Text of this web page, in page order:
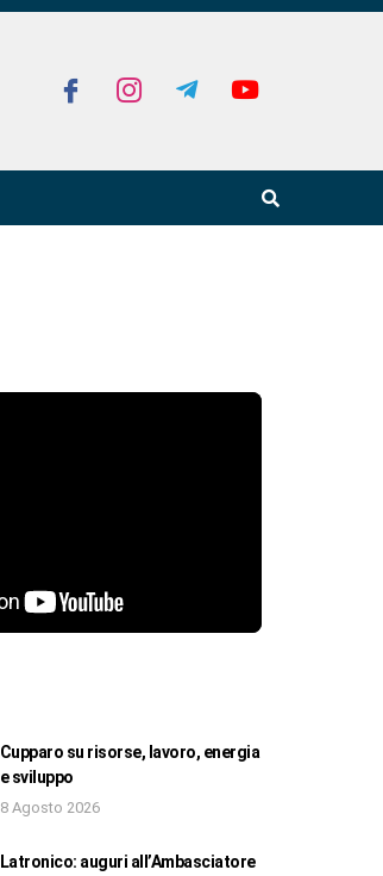
Cupparo su risorse, lavoro, energia
e sviluppo
8 Agosto 2026
Latronico: auguri all’Ambasciatore